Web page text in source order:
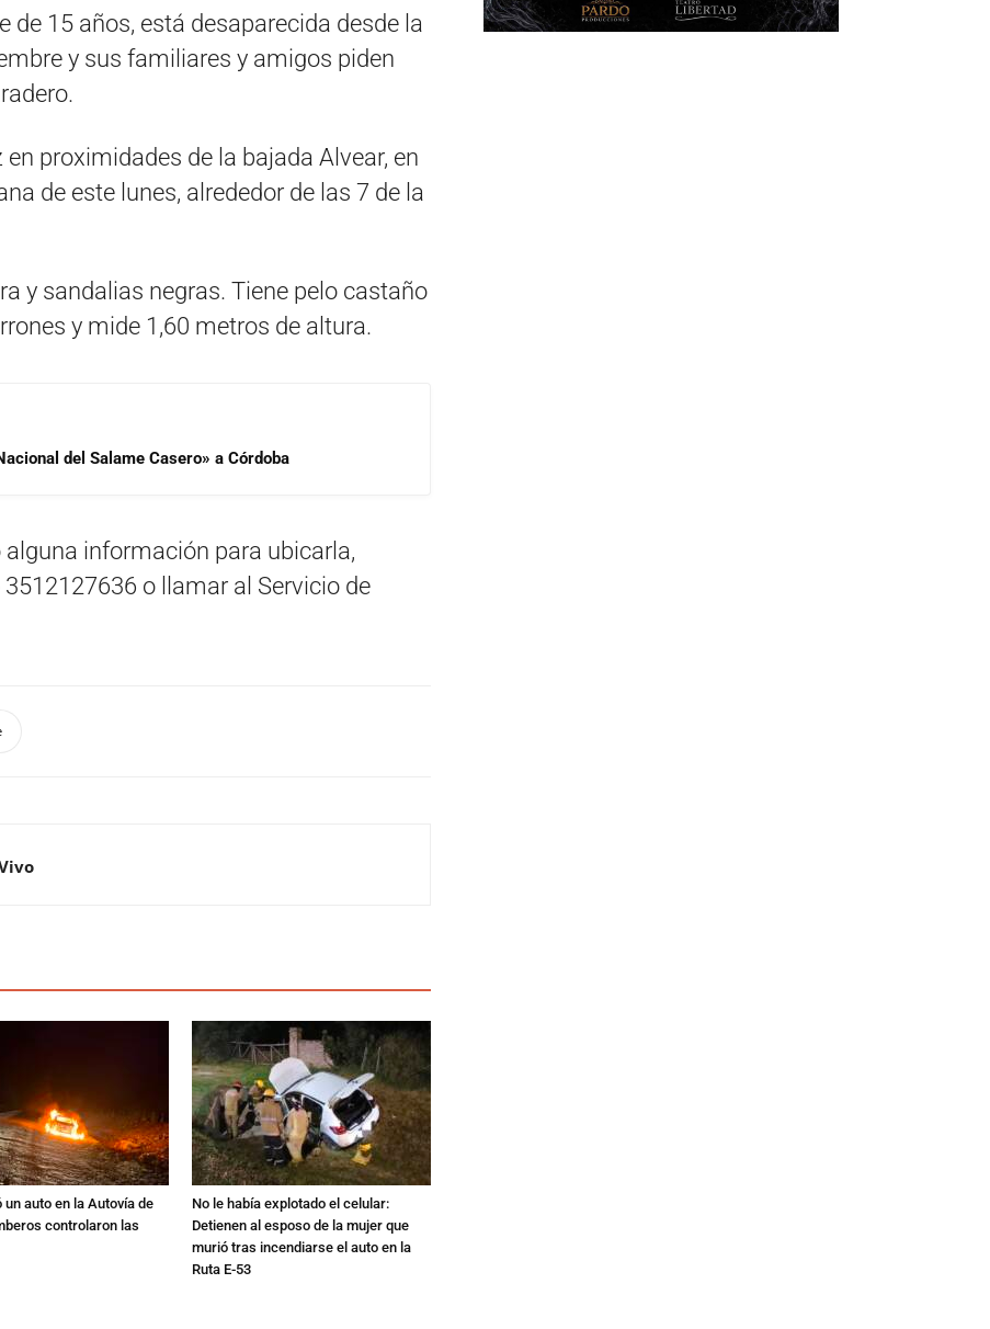
de 15 años, está desaparecida desde la
y sus familiares y amigos piden
proximidades de la bajada Alvear, en
de este lunes, alrededor de las 7 de la
y sandalias negras. Tiene pelo castaño
y mide 1,60 metros de altura.
del Salame Casero» a Córdoba
información para ubicarla,
o llamar al Servicio de
un auto en la Autovía de
controlaron las
No le había explotado el celular:
Detienen al esposo de la mujer que
murió tras incendiarse el auto en la
Ruta E-53